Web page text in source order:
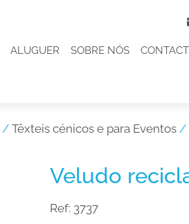
ALUGUER SOBRE NÓS
/ Têxteis cénicos e para Eventos /
Veludo
Ref: 3737